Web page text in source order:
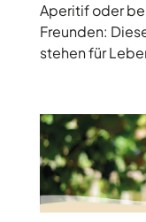
Aperitif oder
Freunden:
stehen für